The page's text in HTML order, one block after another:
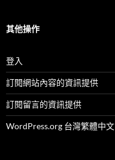
字:
其他操作
登入
訂閱網站內容的資訊提供
訂閱留言的資訊提供
WordPress.org 台灣繁體中文